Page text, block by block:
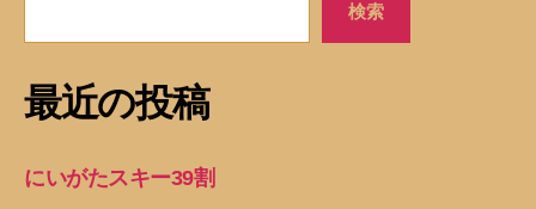
検索
最近の投稿
にいがたスキー39割